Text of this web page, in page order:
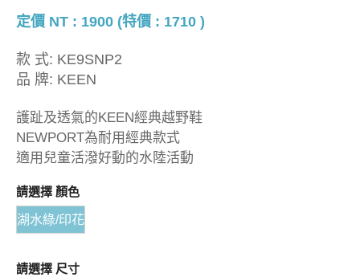
定價 NT : 1900 (特價 : 1710 )
款 式: KE9SNP2
品 牌: KEEN
護趾及透氣的KEEN經典越野鞋
NEWPORT為耐用經典款式
適用兒童活潑好動的水陸活動
請選擇 顏色
湖水綠/印花
請選擇 尺寸